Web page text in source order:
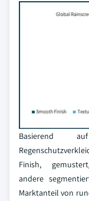
Basierend
Finish,
andere
Marktanteil von